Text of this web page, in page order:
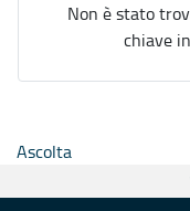
Non è stato
chiave
Ascolta